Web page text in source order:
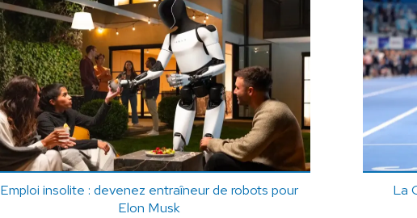
Emploi insolite : devenez entraîneur de robots pour
Elon Musk
La